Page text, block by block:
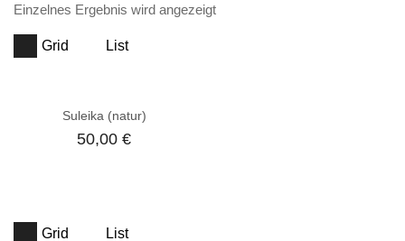
Einzelnes Ergebnis wird angezeigt
Grid List
Suleika (natur)
50,00€
Grid List